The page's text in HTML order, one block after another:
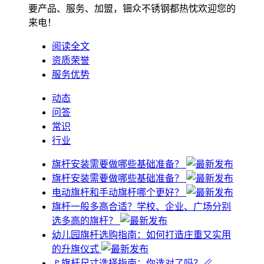
要产品、服务、加盟，钿众不锈钢都热忱欢迎您的
来电！
阅读全文
资质荣誉
服务优势
动态
问答
常识
行业
旗杆安装需要做哪些基础准备？
旗杆安装需要做哪些基础准备？
电动旗杆和手动旗杆哪个更好？
旗杆一般多高合适？学校、企业、广场分别
选多高的旗杆？
幼儿园旗杆选购指南：如何打造庄重又实用
的升旗仪式